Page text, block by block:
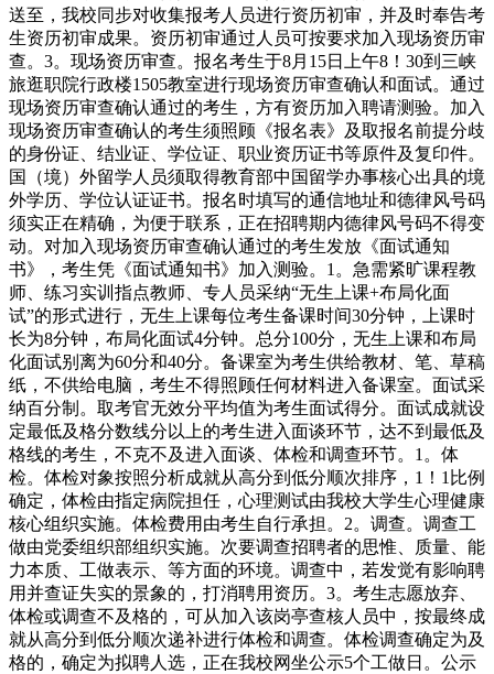
送至，我校同步对收集报考人员进行资历初审，并及时奉告考
生资历初审成果。资历初审通过人员可按要求加入现场资历审
查。3。现场资历审查。报名考生于8月15日上午8！30到三峡
旅逛职院行政楼1505教室进行现场资历审查确认和面试。通过
现场资历审查确认通过的考生，方有资历加入聘请测验。加入
现场资历审查确认的考生须照顾《报名表》及取报名前提分歧
的身份证、结业证、学位证、职业资历证书等原件及复印件。
国（境）外留学人员须取得教育部中国留学办事核心出具的境
外学历、学位认证证书。报名时填写的通信地址和德律风号码
须实正在精确，为便于联系，正在招聘期内德律风号码不得变
动。对加入现场资历审查确认通过的考生发放《面试通知
书》，考生凭《面试通知书》加入测验。1。急需紧旷课程教
师、练习实训指点教师、专人员采纳“无生上课+布局化面
试”的形式进行，无生上课每位考生备课时间30分钟，上课时
长为8分钟，布局化面试4分钟。总分100分，无生上课和布局
化面试别离为60分和40分。备课室为考生供给教材、笔、草稿
纸，不供给电脑，考生不得照顾任何材料进入备课室。面试采
纳百分制。取考官无效分平均值为考生面试得分。面试成就设
定最低及格分数线分以上的考生进入面谈环节，达不到最低及
格线的考生，不克不及进入面谈、体检和调查环节。1。体
检。体检对象按照分析成就从高分到低分顺次排序，1！1比例
确定，体检由指定病院担任，心理测试由我校大学生心理健康
核心组织实施。体检费用由考生自行承担。2。调查。调查工
做由党委组织部组织实施。次要调查招聘者的思惟、质量、能
力本质、工做表示、等方面的环境。调查中，若发觉有影响聘
用并查证失实的景象的，打消聘用资历。3。考生志愿放弃、
体检或调查不及格的，可从加入该岗亭查核人员中，按最终成
就从高分到低分顺次递补进行体检和调查。体检调查确定为及
格的，确定为拟聘人选，正在我校网坐公示5个工做日。公示